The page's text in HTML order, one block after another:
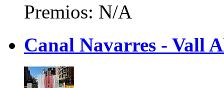
Premios: N/A
Canal Navarres - Vall